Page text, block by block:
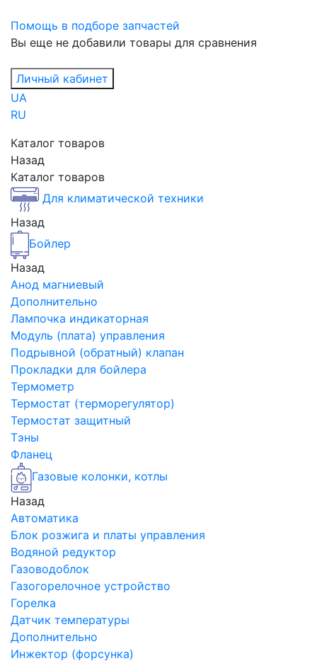
Помощь в подборе запчастей
Вы еще не добавили товары для сравнения
Личный кабинет
UA
RU
Каталог товаров
Назад
Каталог товаров
Для климатической техники
Назад
Бойлер
Назад
Анод магниевый
Дополнительно
Лампочка индикаторная
Модуль (плата) управления
Подрывной (обратный) клапан
Прокладки для бойлера
Термометр
Термостат (терморегулятор)
Термостат защитный
Тэны
Фланец
Газовые колонки, котлы
Назад
Автоматика
Блок розжига и платы управления
Водяной редуктор
Газоводоблок
Газогорелочное устройство
Горелка
Датчик температуры
Дополнительно
Инжектор (форсунка)